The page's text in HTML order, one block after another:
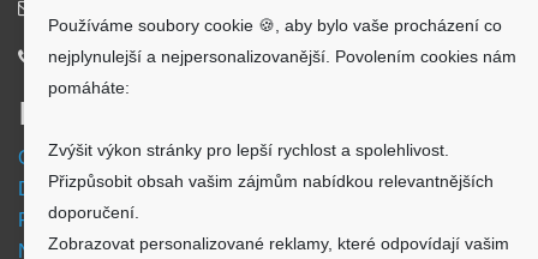
720 500 500
Informace
Obchodní podmínky
Doprava a platba
Reklamační formulář
Nastavení cookies
Používáme soubory cookie 🍪, aby bylo vaše procházení co
nejplynulejší a nejpersonalizovanější. Povolením cookies nám
pomáháte:
Zvýšit výkon stránky pro lepší rychlost a spolehlivost.
Přizpůsobit obsah vašim zájmům nabídkou relevantnějších
doporučení.
Zobrazovat personalizované reklamy, které odpovídají vašim